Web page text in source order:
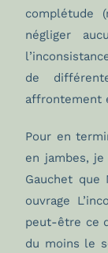
complétude
négliger
de
affrontement
Pour en
en jambes,
Gauchet que
ouvrage
peut-être ce
du moins le